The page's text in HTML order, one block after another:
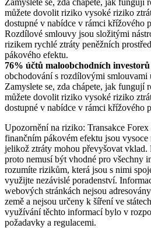
můžete dovolit riziko vysoké riziko
dostupné v nabídce v rámci křížového
Rozdílové smlouvy jsou složitými
rizikem rychlé ztráty peněžních
pákového efektu.
76% účtů maloobchodních
obchodování s rozdílovými smlouvami
Zamyslete se, zda chápete, jak fungují
můžete dovolit riziko vysoké riziko
dostupné v nabídce v rámci křížového
Upozornění na riziko: Transakce Forex
finančním pákovém efektu jsou
jelikož ztráty mohou převyšovat
proto nemusí být vhodné pro všechny
rozumíte rizikům, která jsou s nimi
využijte nezávislé poradenství.
webových stránkách nejsou
země a nejsou určeny k šíření ve
využívání těchto informací bylo v
požadavky a regulacemi.